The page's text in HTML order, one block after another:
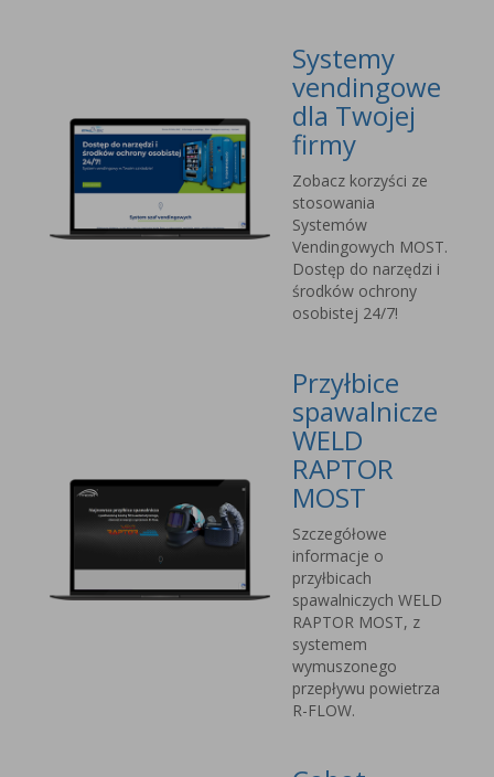
Systemy
vendingowe
dla Twojej
firmy
Zobacz korzyści ze
stosowania
Systemów
Vendingowych MOST.
Dostęp do narzędzi i
środków ochrony
osobistej 24/7!
Przyłbice
spawalnicze
WELD
RAPTOR
MOST
Szczegółowe
informacje o
przyłbicach
spawalniczych WELD
RAPTOR MOST, z
systemem
wymuszonego
przepływu powietrza
R-FLOW.